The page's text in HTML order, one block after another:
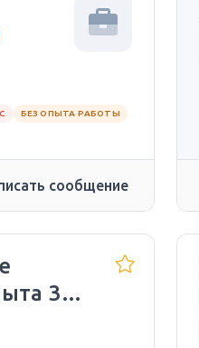
БЕЗ ОПЫТА РАБОТЫ
сообщение
30